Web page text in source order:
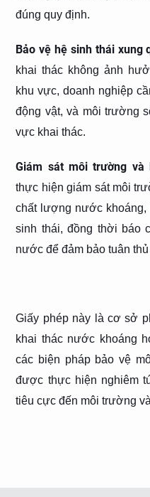
đúng quy định.
Bảo vệ hệ sinh thái xung
khai thác không ảnh
khu vực, doanh nghiệp
động vật, và môi trường
vực khai thác.
Giám sát môi trường và
thực hiện giám sát môi
chất lượng nước
sinh thái, đồng thời báo
nước để đảm bảo tuân
Giấy phép này là cơ sở
khai thác nước khoáng
các biện pháp bảo vệ
được thực hiện nghiêm
tiêu cực đến môi trường